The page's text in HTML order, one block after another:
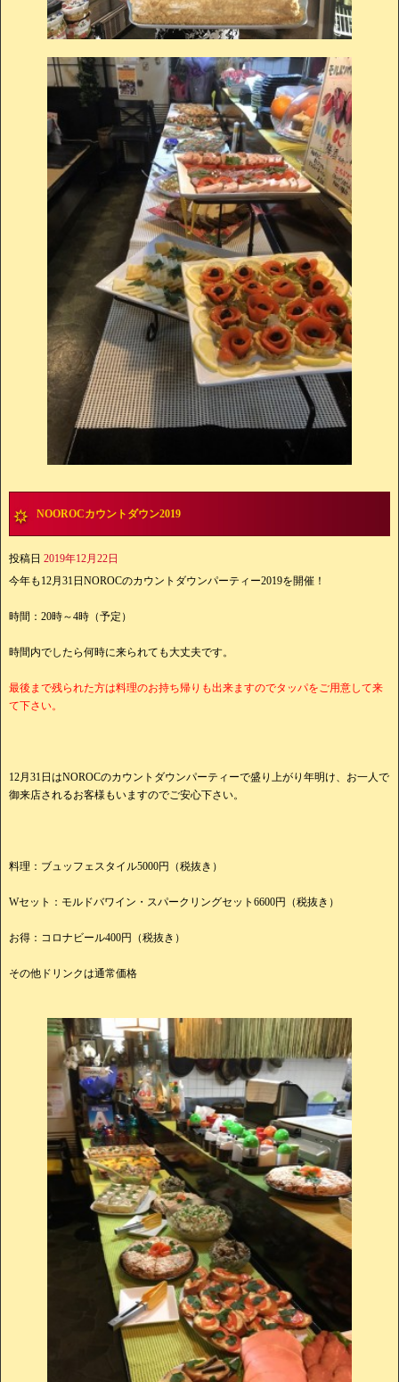
NOOROCカウントダウン2019
投稿日 2019年12月22日
今年も12月31日NOROCのカウントダウンパーティー2019を開催！
時間：20時～4時（予定）
時間内でしたら何時に来られても大丈夫です。
最後まで残られた方は料理のお持ち帰りも出来ますのでタッパをご用意して来
て下さい。
12月31日はNOROCのカウントダウンパーティーで盛り上がり年明け、お一人で
御来店されるお客様もいますのでご安心下さい。
料理：ブュッフェスタイル5000円（税抜き）
Wセット：モルドバワイン・スパークリングセット6600円（税抜き）
お得：コロナビール400円（税抜き）
その他ドリンクは通常価格